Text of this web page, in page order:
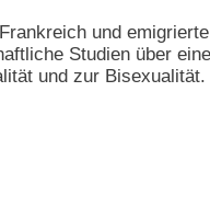
und
Studien über
und zur